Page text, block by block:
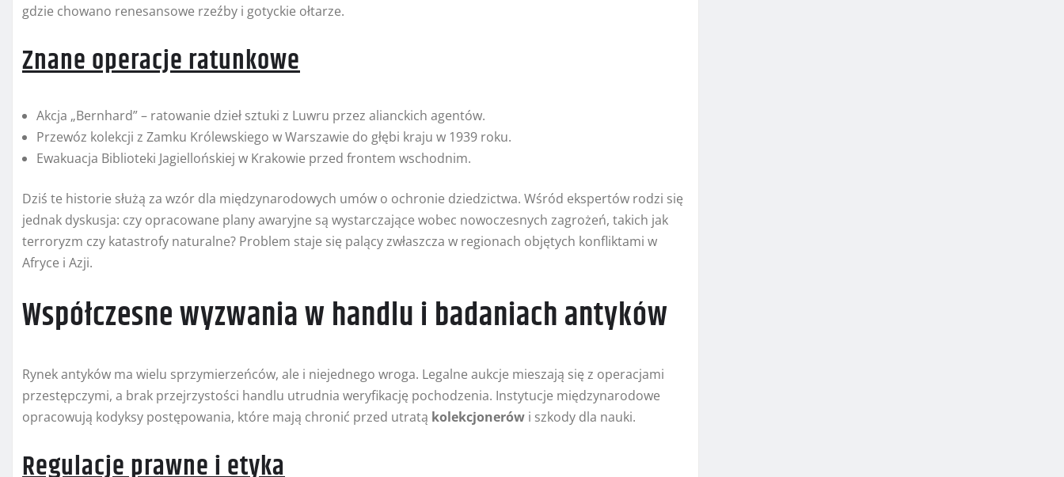
gdzie chowano renesansowe rzeźby i gotyckie ołtarze.
Znane operacje ratunkowe
Akcja „Bernhard” – ratowanie dzieł sztuki z Luwru przez alianckich agentów.
Przewóz kolekcji z Zamku Królewskiego w Warszawie do głębi kraju w 1939 roku.
Ewakuacja Biblioteki Jagiellońskiej w Krakowie przed frontem wschodnim.
Dziś te historie służą za wzór dla międzynarodowych umów o ochronie dziedzictwa. Wśród ekspertów rodzi się
jednak dyskusja: czy opracowane plany awaryjne są wystarczające wobec nowoczesnych zagrożeń, takich jak
terroryzm czy katastrofy naturalne? Problem staje się palący zwłaszcza w regionach objętych konfliktami w
Afryce i Azji.
Współczesne wyzwania w handlu i badaniach antyków
Rynek antyków ma wielu sprzymierzeńców, ale i niejednego wroga. Legalne aukcje mieszają się z operacjami
przestępczymi, a brak przejrzystości handlu utrudnia weryfikację pochodzenia. Instytucje międzynarodowe
opracowują kodyksy postępowania, które mają chronić przed utratą kolekcjonerów i szkody dla nauki.
Regulacje prawne i etyka